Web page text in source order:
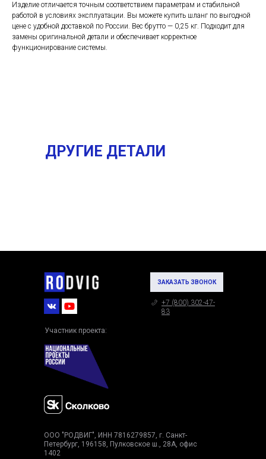
Изделие отличается точным соответствием параметрам и стабильной
работой в условиях эксплуатации. Вы можете купить шланг по выгодной
цене с удобной доставкой по России. Вес брутто — 0,25 кг. Подходит для
замены оригинальной детали и обеспечивает корректное
функционирование системы.
ДРУГИЕ ДЕТАЛИ
ЗАКАЗАТЬ ЗВОНОК
ООО "РОДВИГ", ИНН 7816279857, г. Санкт-
Петербург, 196158, Пулковское ш., 28А, офис
1402
Участник проекта:
+7 (800) 302-47-
83